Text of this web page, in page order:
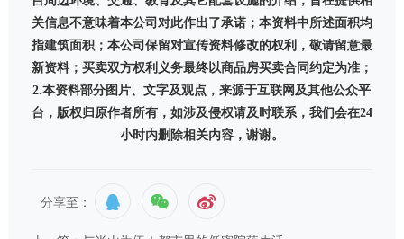
关信息不意味着本公司对此作出了承诺；本资料中所述面积均
指建筑面积；本公司保留对宣传资料修改的权利，敬请留意最
新资料；买卖双方权利义务最终以商品房买卖合同约定为准；
2.本资料部分图片、文字及观点，来源于互联网及其他公众平
台，版权归原作者所有，如涉及侵权请及时联系，我们会在24
小时内删除相关内容，谢谢。
分享至：